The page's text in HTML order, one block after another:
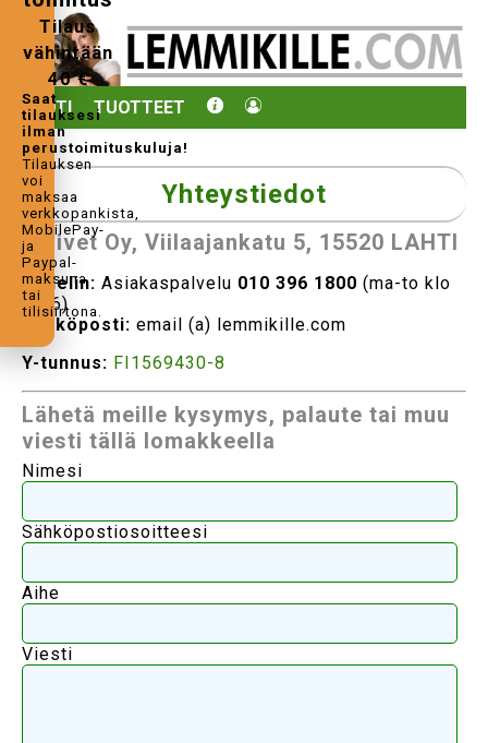
KOTI TUOTTEET
Tilaus
vähintään
40 €
Saat
tilauksesi
ilman
perustoimituskuluja!
Tilauksen
voi
maksaa
verkkopankista,
MobilePay-
ja
Paypal-
maksuna
tai
tilisiirtona.
Yhteystiedot
Delivet Oy, Viilaajankatu 5, 15520 LAHTI
Puhelin: Asiakaspalvelu 010 396 1800 (ma-to klo
9-16)
Sähköposti: email (a) lemmikille.com
Y-tunnus: FI1569430-8
Lähetä meille kysymys, palaute tai muu
viesti tällä lomakkeella
Nimesi
Sähköpostiosoitteesi
Aihe
Viesti